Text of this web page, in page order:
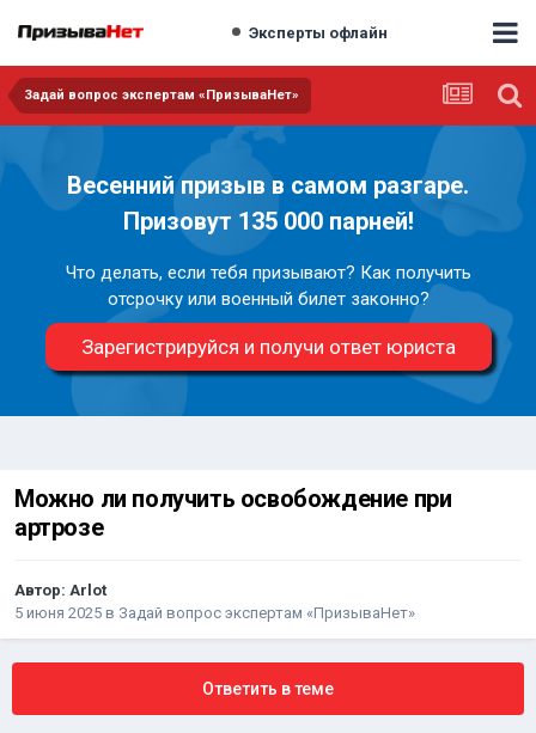
Эксперты офлайн
Задай вопрос экспертам «ПризываНет»
Весенний призыв в самом разгаре.
Призовут 135 000 парней!
Что делать, если тебя призывают? Как получить
отсрочку или военный билет законно?
Зарегистрируйся и получи ответ юриста
Можно ли получить освобождение при
артрозе
Автор: Arlot
5 июня 2025 в Задай вопрос экспертам «ПризываНет»
Ответить в теме